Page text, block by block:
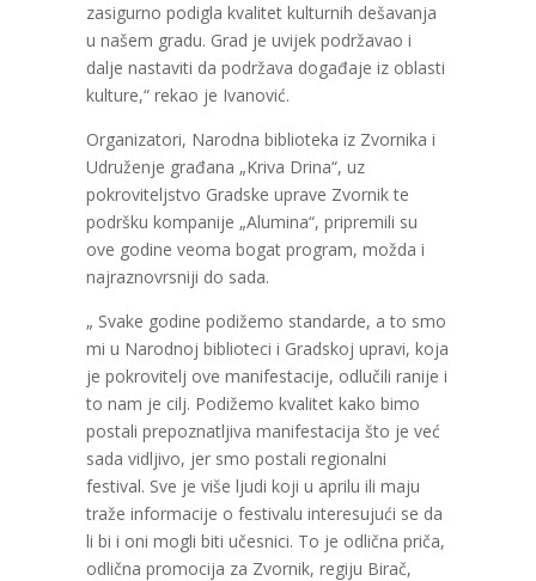
zasigurno podigla kvalitet kulturnih dešavanja
u našem gradu. Grad je uvijek podržavao i
dalje nastaviti da podržava događaje iz oblasti
kulture,“ rekao je Ivanović.
Organizatori, Narodna biblioteka iz Zvornika i
Udruženje građana „Kriva Drina“, uz
pokroviteljstvo Gradske uprave Zvornik te
podršku kompanije „Alumina“, pripremili su
ove godine veoma bogat program, možda i
najraznovrsniji do sada.
„ Svake godine podižemo standarde, a to smo
mi u Narodnoj biblioteci i Gradskoj upravi, koja
je pokrovitelj ove manifestacije, odlučili ranije i
to nam je cilj. Podižemo kvalitet kako bimo
postali prepoznatljiva manifestacija što je već
sada vidljivo, jer smo postali regionalni
festival. Sve je više ljudi koji u aprilu ili maju
traže informacije o festivalu interesujući se da
li bi i oni mogli biti učesnici. To je odlična priča,
odlična promocija za Zvornik, regiju Birač,